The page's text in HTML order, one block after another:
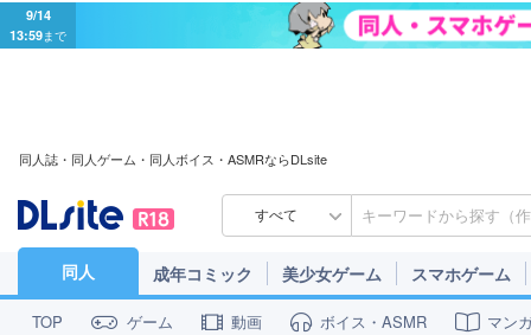
9/14
13:59まで
同人誌・同人ゲーム・同人ボイス・ASMRならDLsite
すべて
同人 成年コミック 美少女ゲーム スマホゲーム
TOP ゲーム 動画 ボイス・ASMR マン